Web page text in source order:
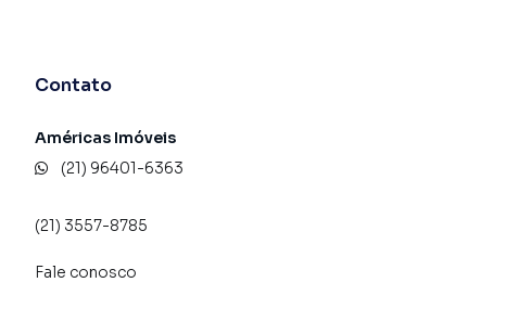
Contato
Américas Imóveis
(21) 96401-6363
(21) 3557-8785
Fale conosco